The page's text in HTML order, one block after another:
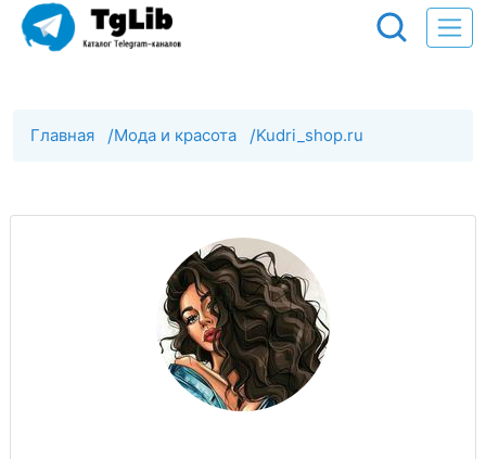
Главная /Мода и красота /Kudri_shop.ru